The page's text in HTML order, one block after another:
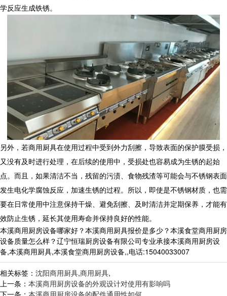
学反应生成铁锈。
另外，若商用厨具在使用过程中受到外力刮擦，导致表面的保护膜受损，
又没有及时进行处理，在后续的使用中，受损处也容易成为生锈的起始
点。而且，如果清洁不当，残留的污渍、食物残渣等可能会与不锈钢表面
发生电化学腐蚀反应，加速生锈的过程。所以，即使是不锈钢材质，也需
要在日常使用中注意保持干燥、避免刮擦、及时清洁并定期保养，才能有
效防止生锈，延长其使用寿命并保持良好的性能。
本溪商用厨房设备哪家好？本溪商用厨具报价是多少？本溪食堂商用厨房
设备质量怎么样？辽宁恒瑞厨房设备有限公司专业承接本溪商用厨房设
备,本溪商用厨具,本溪食堂商用厨房设备,,电话:15040033007
相关标签： 沈阳商用厨具,商用厨具,
上一条： 本溪商用厨房设备的外观设计对使用有影响吗